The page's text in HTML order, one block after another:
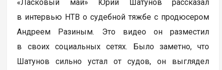
«Ласковый май» Юрий Шатунов рассказал
в интервью НТВ о судебной тяжбе с продюсером
Андреем Разиным. Это видео он разместил
в своих социальных сетях. Было заметно, что
Шатунов сильно устал от судов, он выглядел